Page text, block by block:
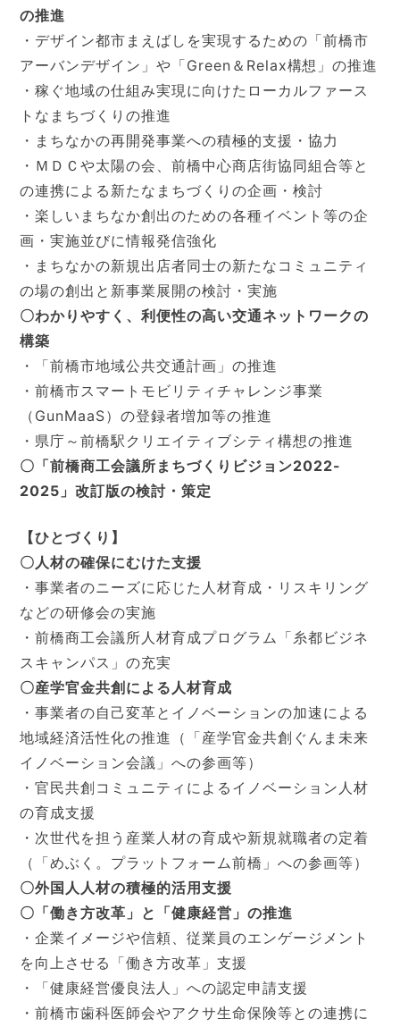
の推進
・デザイン都市まえばしを実現するための「前橋市
アーバンデザイン」や「Green＆Relax構想」の推進
・稼ぐ地域の仕組み実現に向けたローカルファース
トなまちづくりの推進
・まちなかの再開発事業への積極的支援・協力
・ＭＤＣや太陽の会、前橋中心商店街協同組合等と
の連携による新たなまちづくりの企画・検討
・楽しいまちなか創出のための各種イベント等の企
画・実施並びに情報発信強化
・まちなかの新規出店者同士の新たなコミュニティ
の場の創出と新事業展開の検討・実施
〇わかりやすく、利便性の高い交通ネットワークの
構築
・「前橋市地域公共交通計画」の推進
・前橋市スマートモビリティチャレンジ事業
（GunMaaS）の登録者増加等の推進
・県庁～前橋駅クリエイティブシティ構想の推進
〇「前橋商工会議所まちづくりビジョン2022-
2025」改訂版の検討・策定
【ひとづくり】
〇人材の確保にむけた支援
・事業者のニーズに応じた人材育成・リスキリング
などの研修会の実施
・前橋商工会議所人材育成プログラム「糸都ビジネ
スキャンパス」の充実
〇産学官金共創による人材育成
・事業者の自己変革とイノベーションの加速による
地域経済活性化の推進（「産学官金共創ぐんま未来
イノベーション会議」への参画等）
・官民共創コミュニティによるイノベーション人材
の育成支援
・次世代を担う産業人材の育成や新規就職者の定着
（「めぶく。プラットフォーム前橋」への参画等）
〇外国人人材の積極的活用支援
〇「働き方改革」と「健康経営」の推進
・企業イメージや信頼、従業員のエンゲージメント
を向上させる「働き方改革」支援
・「健康経営優良法人」への認定申請支援
・前橋市歯科医師会やアクサ生命保険等との連携に